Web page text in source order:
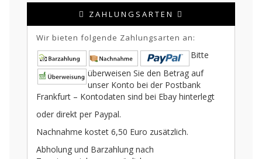
ZAHLUNGSARTEN
Wir bieten folgende Zahlungsarten an:
Bitte
überweisen Sie den Betrag auf
unser Konto bei der Postbank
Frankfurt – Kontodaten sind bei Ebay hinterlegt
oder direkt per Paypal.
Nachnahme kostet 6,50 Euro zusätzlich.
Abholung und Barzahlung nach